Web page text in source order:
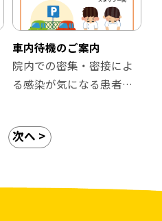
※テキストやロゴを自由
に変更してご利用くださ
い。
す。
【掲示場所の例】
・トイレ内
・ホームページやブログ
【ファイル形式】
※テキストやロゴを自由
車内待機のご案内
院内での密集・密接によ
る感染が気になる患者様
するチラシです。
次へ >